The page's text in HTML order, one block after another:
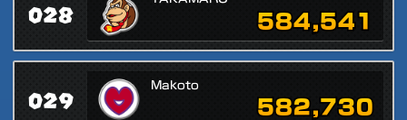
028 584,541
029
Makoto
582,730